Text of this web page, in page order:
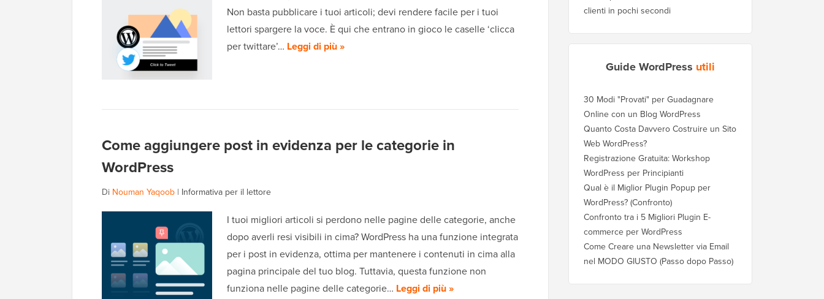
Non basta pubblicare i tuoi articoli; devi rendere facile per i tuoi
lettori spargere la voce. È qui che entrano in gioco le caselle ‘clicca
per twittare’… Leggi di più »
Come aggiungere post in evidenza per le categorie in
WordPress
Di Nouman Yaqoob | Informativa per il lettore
I tuoi migliori articoli si perdono nelle pagine delle categorie, anche
dopo averli resi visibili in cima? WordPress ha una funzione integrata
per i post in evidenza, ottima per mantenere i contenuti in cima alla
pagina principale del tuo blog. Tuttavia, questa funzione non
funziona nelle pagine delle categorie… Leggi di più »
clienti in pochi secondi
Guide WordPress utili
30 Modi "Provati" per Guadagnare
Online con un Blog WordPress
Quanto Costa Davvero Costruire un Sito
Web WordPress?
Registrazione Gratuita: Workshop
WordPress per Principianti
Qual è il Miglior Plugin Popup per
WordPress? (Confronto)
Confronto tra i 5 Migliori Plugin E-
commerce per WordPress
Come Creare una Newsletter via Email
nel MODO GIUSTO (Passo dopo Passo)